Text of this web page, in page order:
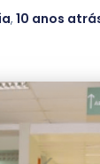
, 10 anos